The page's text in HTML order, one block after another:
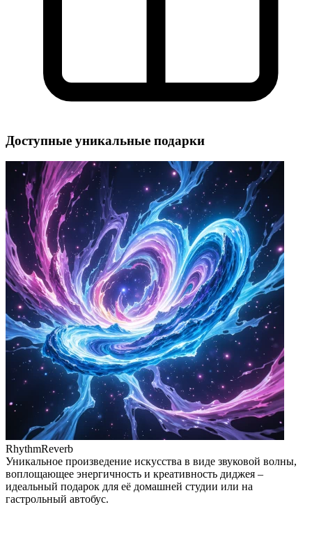
Доступные уникальные подарки
RhythmReverb
Уникальное произведение искусства в виде звуковой волны,
воплощающее энергичность и креативность диджея –
идеальный подарок для её домашней студии или на
гастрольный автобус.